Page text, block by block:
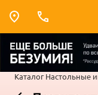
Каталог Настольные